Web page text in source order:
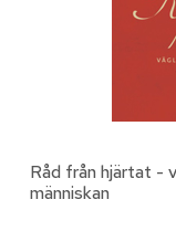
Råd från hjärtat -
människan